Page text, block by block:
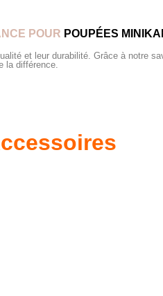
POUR POUPÉES
et leur durabilité. Grâce à notre
la différence.